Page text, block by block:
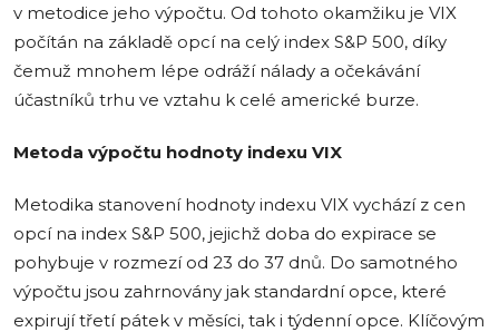
v metodice jeho výpočtu. Od tohoto okamžiku je VIX
počítán na základě opcí na celý index S&P 500, díky
čemuž mnohem lépe odráží nálady a očekávání
účastníků trhu ve vztahu k celé americké burze.
Metoda výpočtu hodnoty indexu VIX
Metodika stanovení hodnoty indexu VIX vychází z cen
opcí na index S&P 500, jejichž doba do expirace se
pohybuje v rozmezí od 23 do 37 dnů. Do samotného
výpočtu jsou zahrnovány jak standardní opce, které
expirují třetí pátek v měsíci, tak i týdenní opce. Klíčovým